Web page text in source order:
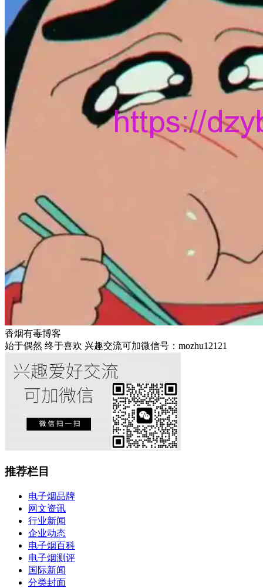
香烟有毒博客
始于偶然 终于喜欢 兴趣交流可加微信号：mozhu12121
推荐栏目
电子烟品牌
网文资讯
行业新闻
企业动态
电子烟百科
电子烟测评
国际新闻
分类封面